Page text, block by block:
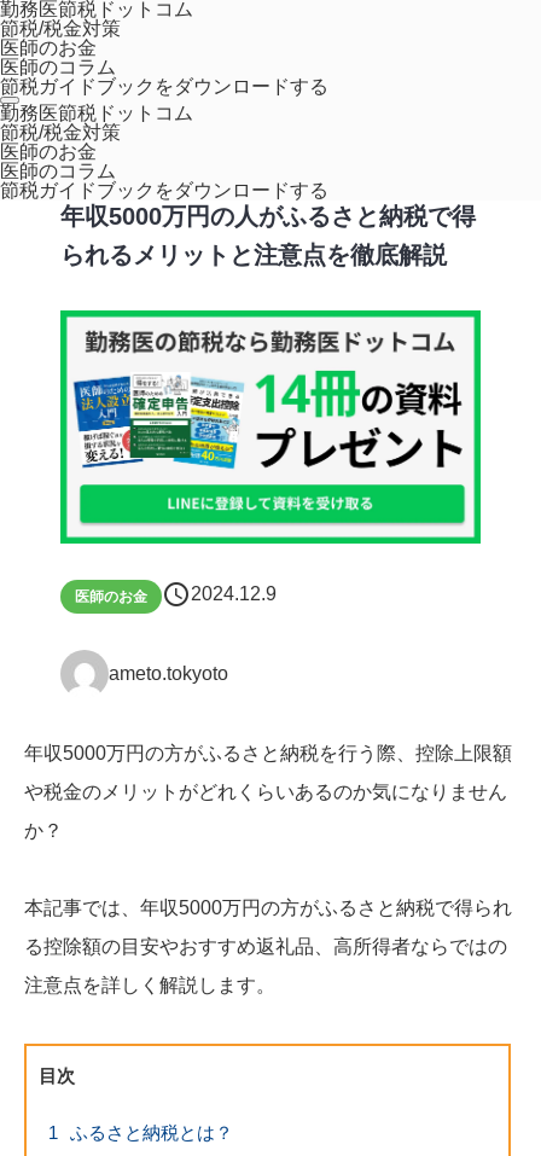
勤務医節税ドットコム
節税/税金対策
医師のお金
医師のコラム
節税ガイドブックをダウンロードする
勤務医節税ドットコム
節税/税金対策
医師のお金
医師のコラム
節税ガイドブックをダウンロードする
ホーム 医師のお金
ットと注意点を徹底解説
年収5000万円の人がふるさと納税で得
られるメリットと注意点を徹底解説
医師のお金 schedule2024.12.9
ameto.tokyoto
年収5000万円の方がふるさと納税を行う際、控除上限額
や税金のメリットがどれくらいあるのか気になりません
か？
本記事では、年収5000万円の方がふるさと納税で得られ
る控除額の目安やおすすめ返礼品、高所得者ならではの
注意点を詳しく解説します。
目次
1
ふるさと納税とは？